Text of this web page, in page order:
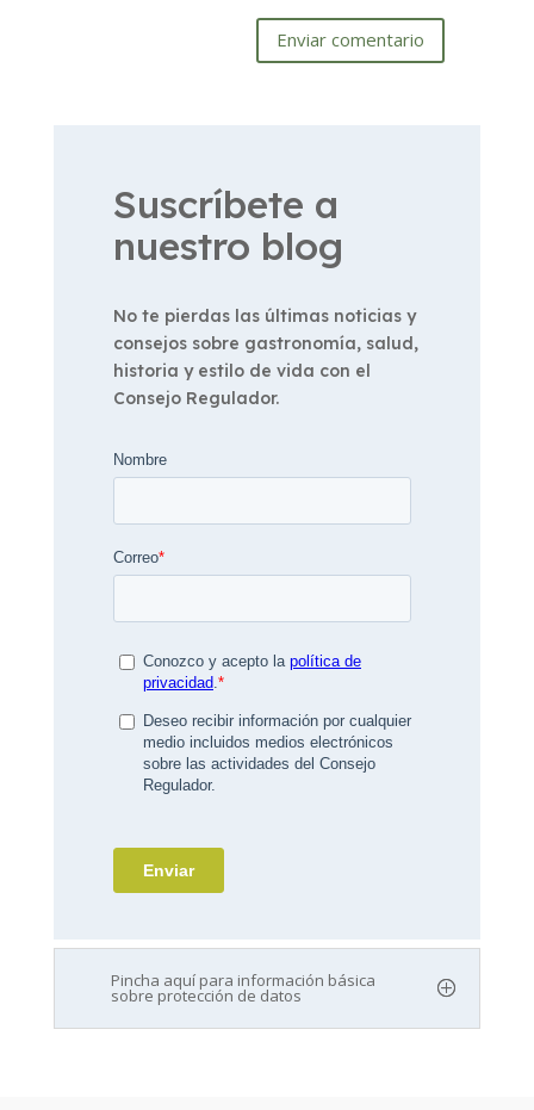
Enviar comentario
Suscríbete a
nuestro blog
No te pierdas las últimas noticias y
consejos sobre gastronomía, salud,
historia y estilo de vida con el
Consejo Regulador.
Pincha aquí para información básica
sobre protección de datos